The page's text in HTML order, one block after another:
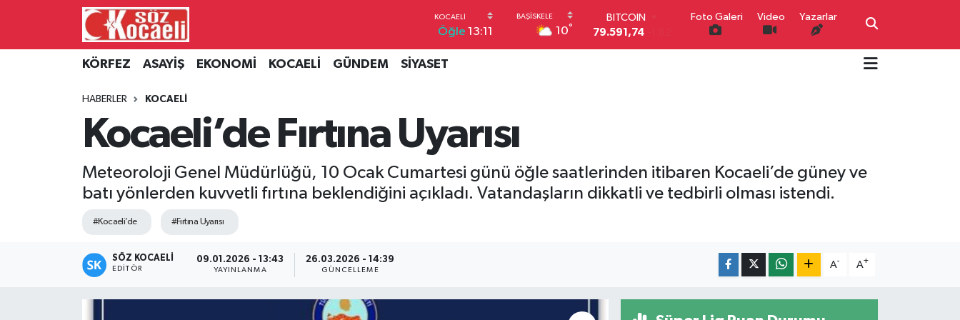
Öğle 13:11 10°
79.591,74
DOLAR
45,43620 0.02
14.598,00 0
Foto Galeri Video Yazarlar
KÖRFEZ ASAYİŞ EKONOMİ KOCAELİ GÜNDEM SİYASET
HABERLER KOCAELİ
Kocaeli’de Fırtına Uyarısı
Meteoroloji Genel Müdürlüğü, 10 Ocak Cumartesi günü öğle saatlerinden itibaren Kocaeli’de güney ve
batı yönlerden kuvvetli fırtına beklendiğini açıkladı. Vatandaşların dikkatli ve tedbirli olması istendi.
#Kocaeli’de #Fırtına Uyarısı
SÖZ KOCAELI
EDITÖR
09.01.2026 - 13:43
YAYINLANMA
26.03.2026 - 14:39
GÜNCELLEME
A- A+
Kocaeli Nöbetçi Eczaneler
Kocaeli Namaz Vakitleri
Kocaeli Trafik Yoğunluk Haritası
Süper Lig Puan Durumu ve Fikstür
Son Dakika Haberleri